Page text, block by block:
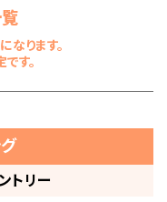
ります。
す。
トリー